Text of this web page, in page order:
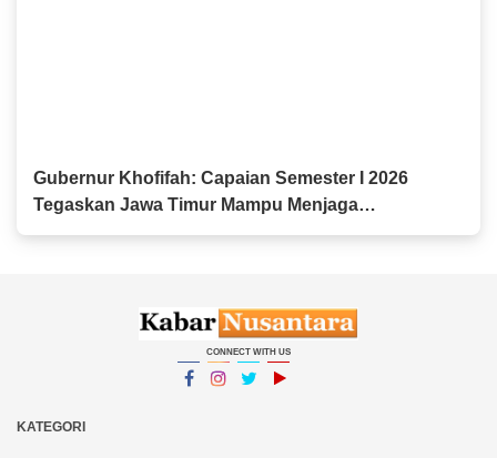
Gubernur Khofifah: Capaian Semester I 2026
Tegaskan Jawa Timur Mampu Menjaga
Pertumbuhan Ekonomi Tertinggi di Pulau Jawa
CONNECT WITH US
KATEGORI